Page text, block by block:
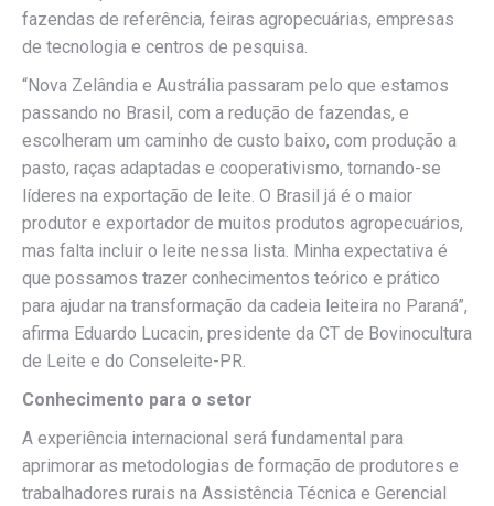
fazendas de referência, feiras agropecuárias, empresas
de tecnologia e centros de pesquisa.
“Nova Zelândia e Austrália passaram pelo que estamos
passando no Brasil, com a redução de fazendas, e
escolheram um caminho de custo baixo, com produção a
pasto, raças adaptadas e cooperativismo, tornando-se
líderes na exportação de leite. O Brasil já é o maior
produtor e exportador de muitos produtos agropecuários,
mas falta incluir o leite nessa lista. Minha expectativa é
que possamos trazer conhecimentos teórico e prático
para ajudar na transformação da cadeia leiteira no Paraná”,
afirma Eduardo Lucacin, presidente da CT de Bovinocultura
de Leite e do Conseleite-PR.
Conhecimento para o setor
A experiência internacional será fundamental para
aprimorar as metodologias de formação de produtores e
trabalhadores rurais na Assistência Técnica e Gerencial